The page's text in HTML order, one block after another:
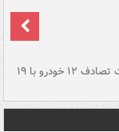
تشریح جزئیات تصادف ۱۲ خودرو با ۱۹